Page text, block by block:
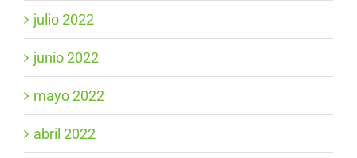
julio 2022
junio 2022
mayo 2022
abril 2022